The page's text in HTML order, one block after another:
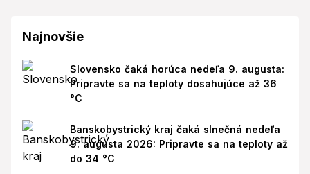
Najnovšie
Slovensko čaká horúca nedeľa 9. augusta:
Pripravte sa na teploty dosahujúce až 36
°C
Banskobystrický kraj čaká slnečná nedeľa
9. augusta 2026: Pripravte sa na teploty až
do 34 °C